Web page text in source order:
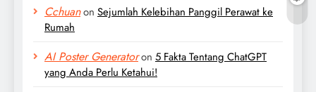
Cchuanon Sejumlah Kelebihan Panggil Perawat ke
Rumah
AI Poster Generatoron 5 Fakta Tentang ChatGPT
yang Anda Perlu Ketahui!